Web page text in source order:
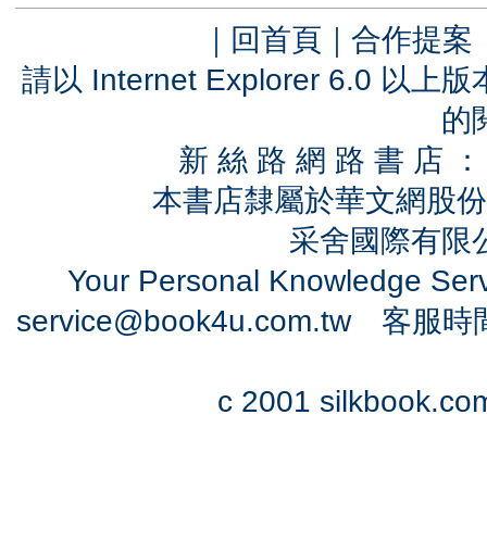
｜ 回首頁 ｜ 合作提案
請以 Internet Explorer 6.0 以上
的
新 絲 路 網 路 書 店
本書店隸屬於華文網股
采舍國際有
Your Personal Knowledge
service@book4u.com.tw客服時
c 2001